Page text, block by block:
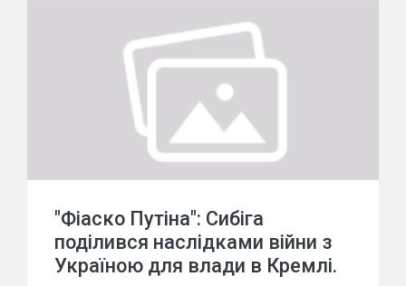
"Фіаско Путіна": Сибіга
поділився наслідками війни з
Україною для влади в Кремлі.